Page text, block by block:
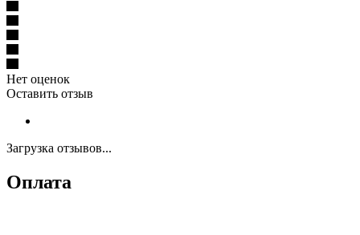
Нет оценок
Оставить отзыв
Загрузка отзывов...
Оплата